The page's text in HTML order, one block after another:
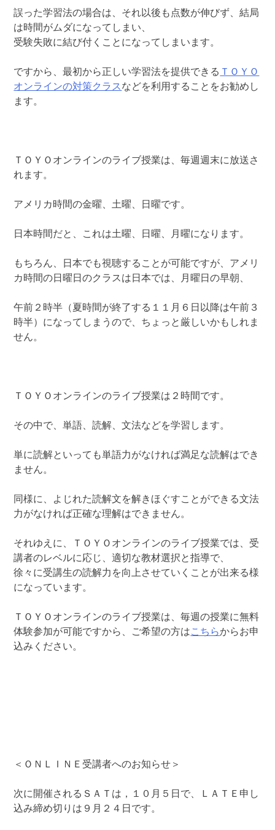
誤った学習法の場合は、それ以後も点数が伸びず、結局
は時間がムダになってしまい、
受験失敗に結び付くことになってしまいます。
ですから、最初から正しい学習法を提供できる ＴＯＹＯ
オンラインの対策クラスなどを利用することをお勧めし
ます。
ＴＯＹＯオンラインのライブ授業は、毎週週末に放送さ
れます。
アメリカ時間の金曜、土曜、日曜です。
日本時間だと、これは土曜、日曜、月曜になります。
もちろん、日本でも視聴することが可能ですが、アメリ
カ時間の日曜日のクラスは日本では、月曜日の早朝、
午前２時半（夏時間が終了する１１月６日以降は午前３
時半）になってしまうので、ちょっと厳しいかもしれま
せん。
ＴＯＹＯオンラインのライブ授業は２時間です。
その中で、単語、読解、文法などを学習します。
単に読解といっても単語力がなければ満足な読解はでき
ません。
同様に、よじれた読解文を解きほぐすことができる文法
力がなければ正確な理解はできません。
それゆえに、ＴＯＹＯオンラインのライブ授業では、受
講者のレベルに応じ、適切な教材選択と指導で、
徐々に受講生の読解力を向上させていくことが出来る様
になっています。
ＴＯＹＯオンラインのライブ授業は、毎週の授業に無料
体験参加が可能ですから、ご希望の方はこちらからお申
込みください。
＜ＯＮＬＩＮＥ受講者へのお知らせ＞
次に開催されるＳＡＴは，１０月５日で、ＬＡＴＥ申し
込み締め切りは９月２４日です。